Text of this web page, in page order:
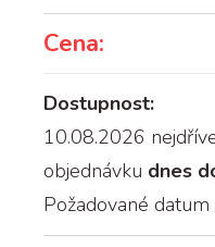
Cena:
Dostupnost:
10.08.2026
objednávku dnes
Požadované